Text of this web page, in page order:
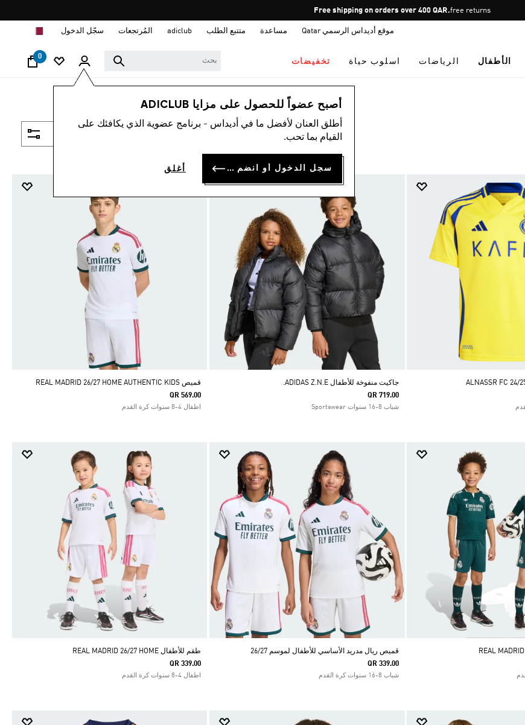
Pause
promotion
Free shipping on orders over 400 QAR.free returns
موقع أديداس الرسمي Qatar مساعدة متتبع الطلب adiclub المُرتجعات سجّل الدخول
الأطفال الرياضات اسلوب حياة تخفيضات
0
أصبح عضواً للحصول على مزايا ADICLUB
أطلق العنان لأفضل ما في أديداس - برنامج عضوية الذي يكافئك على
القيام بما تحب.
سجل الدخول أو انضم الآن أغلق
جاكيت منفوخة للأطفال ADIDAS Z.N.E.
QR 719.00
شباب 8-16 سنوات Sportswear
قميص REAL MADRID 26/27 HOME AUTHENTIC KIDS
QR 569.00
اطفال 4-8 سنوات كرة القدم
قميص ريال مدريد الأساسي للأطفال لموسم 26/27
QR 339.00
شباب 8-16 سنوات كرة القدم
طقم للأطفال REAL MADRID 26/27 HOME
QR 339.00
اطفال 4-8 سنوات كرة القدم